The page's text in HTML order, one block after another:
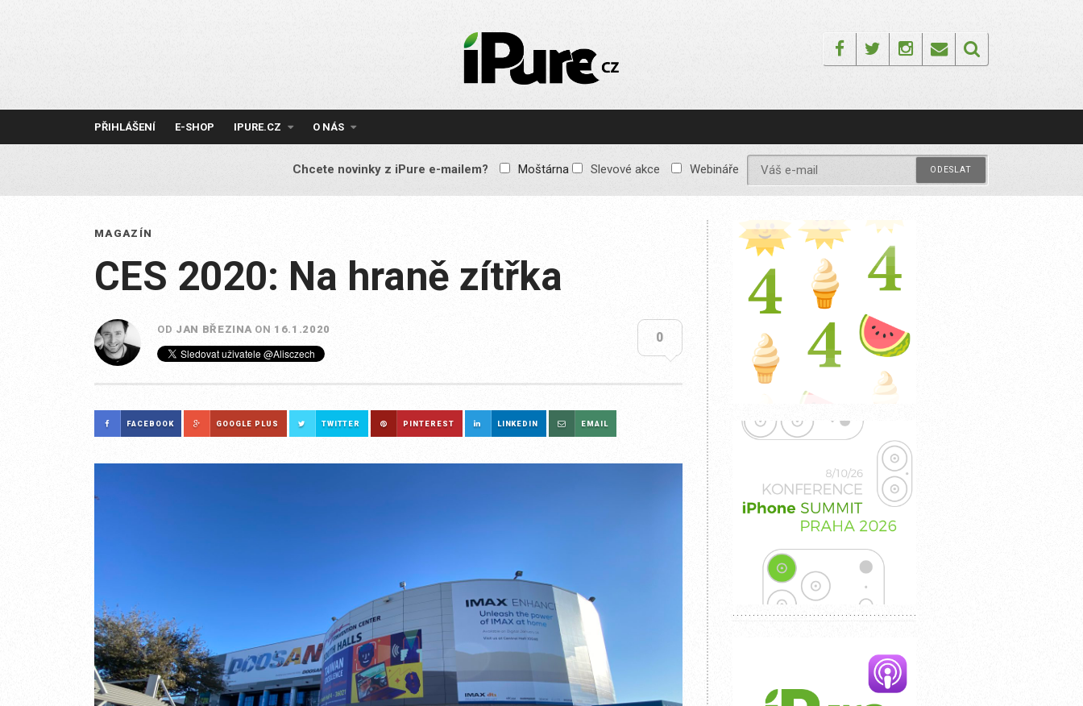
IPURE.CZ
Prémiový Apple e-
reklamy, žádné
obsah pro všechny
FacebookTwitterInstagram
Email
PŘIHLÁŠENÍ E-SHOP IPURE.CZ O NÁS
Chcete novinky z iPure e-mailem? Moštárna Slevové akce Webináře
MAGAZÍN
CES 2020: Na hraně zítřka
OD JAN BŘEZINA ON 16.1.2020
0
FACEBOOK GOOGLE PLUS TWITTER PINTEREST LINKEDIN EMAIL